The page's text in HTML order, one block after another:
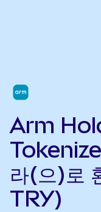
Arm
라(으)로
TRY)